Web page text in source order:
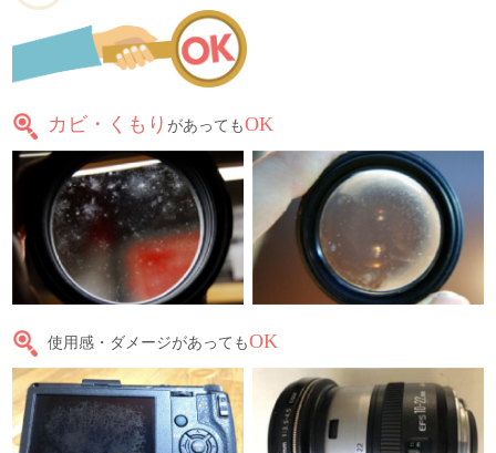
カビ・くもり があってもOK
使用感・ダメージがあってもOK